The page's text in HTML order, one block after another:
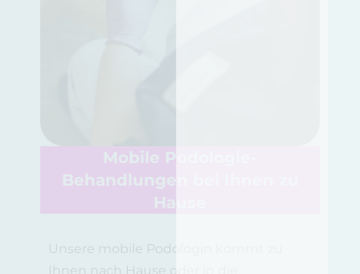
Mobile Podologie-
Behandlungen bei Ihnen zu
Hause
Unsere mobile Podologin kommt zu
Ihnen nach Hause oder in die